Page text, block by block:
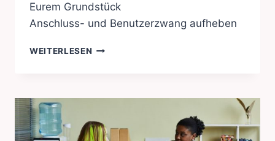
Eurem Grundstück
Anschluss- und Benutzerzwang aufheben
WEITERLESEN REGENWASSERBESEITIGUNG